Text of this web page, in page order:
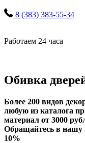
8 (383) 383-55-34
Работаем 24 часа
Обивка
Более 200 видов
любую из каталога
материал от 3000
Обращайтесь в
10%